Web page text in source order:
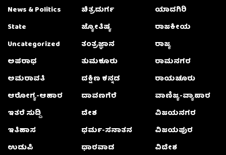
News & Politics
State
Uncategorized
ಅಪರಾಧ
ಅಮರಾವತಿ
ಆರೋಗ್ಯ-ಆಹಾರ
ಇತರೆ ಸುದ್ದಿ
ಇತಿಹಾಸ
ಉಡುಪಿ
ಚಿತ್ರದುರ್ಗ
ಜ್ಯೋತಿಷ್ಯ
ತಂತ್ರಜ್ಞಾನ
ತುಮಕೂರು
ದಕ್ಷಿಣ ಕನ್ನಡ
ದಾವಣಗೆರೆ
ದೇಶ
ಧರ್ಮ-ಸನಾತನ
ಧಾರವಾಡ
ಯಾದಗಿರಿ
ರಾಜಕೀಯ
ರಾಜ್ಯ
ರಾಮನಗರ
ರಾಯಚೂರು
ವಾಣಿಜ್ಯ-ವ್ಯಾಪಾರ
ವಿಜಯನಗರ
ವಿಜಯಪುರ
ವಿದೇಶ